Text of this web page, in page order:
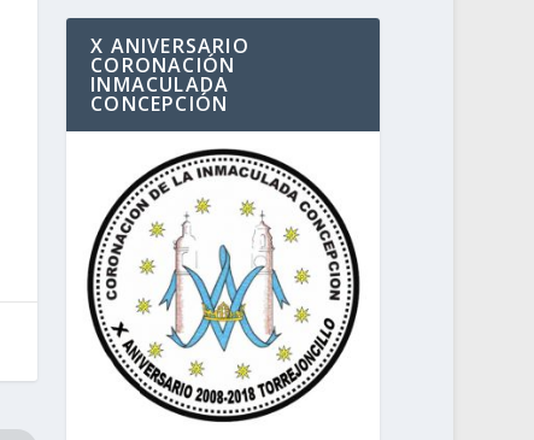
X ANIVERSARIO
CORONACIÓN
INMACULADA
CONCEPCIÓN